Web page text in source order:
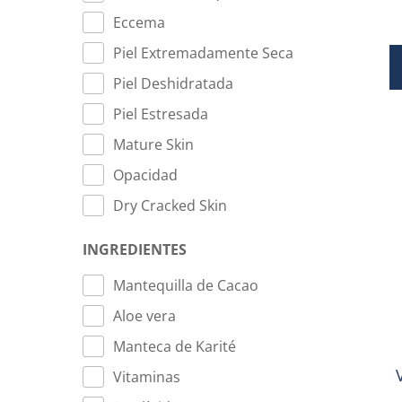
Eccema
Piel Extremadamente Seca
Piel Deshidratada
Piel Estresada
Mature Skin
Opacidad
Dry Cracked Skin
INGREDIENTES
Mantequilla de Cacao
Aloe vera
Manteca de Karité
Vitaminas